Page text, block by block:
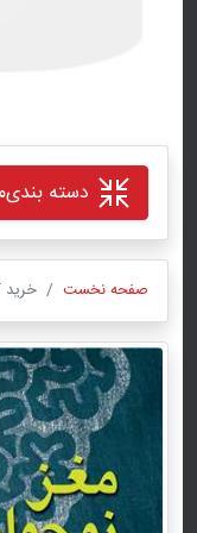
دسته بندی
صفحه نخست خرید